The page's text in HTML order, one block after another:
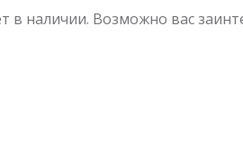
в наличии. Возможно вас